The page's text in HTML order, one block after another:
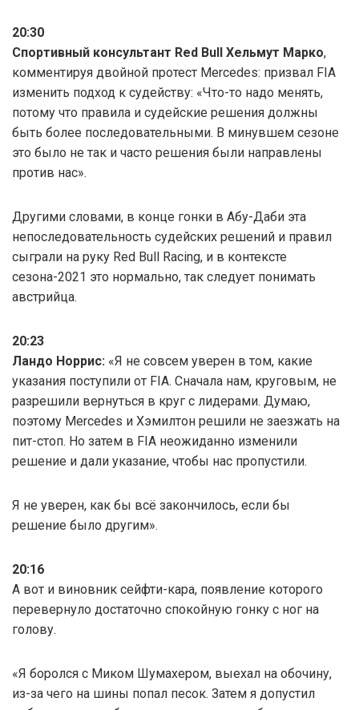
20:30
Спортивный консультант Red Bull Хельмут Марко,
комментируя двойной протест Mercedes: призвал FIA
изменить подход к судейству: «Что-то надо менять,
потому что правила и судейские решения должны
быть более последовательными. В минувшем сезоне
это было не так и часто решения были направлены
против нас».
Другими словами, в конце гонки в Абу-Даби эта
непоследовательность судейских решений и правил
сыграли на руку Red Bull Racing, и в контексте
сезона-2021 это нормально, так следует понимать
австрийца.
20:23
Ландо Норрис: «Я не совсем уверен в том, какие
указания поступили от FIA. Сначала нам, круговым, не
разрешили вернуться в круг с лидерами. Думаю,
поэтому Mercedes и Хэмилтон решили не заезжать на
пит-стоп. Но затем в FIA неожиданно изменили
решение и дали указание, чтобы нас пропустили.
Я не уверен, как бы всё закончилось, если бы
решение было другим».
20:16
А вот и виновник сейфти-кара, появление которого
перевернуло достаточно спокойную гонку с ног на
голову.
«Я боролся с Миком Шумахером, выехал на обочину,
из-за чего на шины попал песок. Затем я допустил